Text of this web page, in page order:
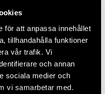
för att anpassa innehållet
tillhandahålla funktioner
vår trafik. Vi
och annan
sociala medier och
vi samarbetar med.
tidigt skede påverka
av Västlänken:
konstnärsgrupper
Göteborgs genom